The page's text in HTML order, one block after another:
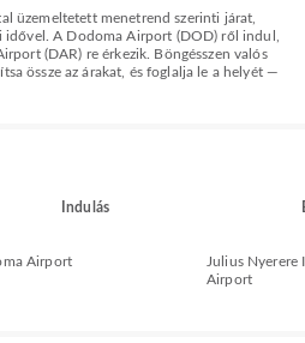
üzemeltetett menetrend szerinti járat,
idővel. A Dodoma Airport (DOD)ről indul,
(DAR) re érkezik. Böngésszen valós
össze az árakat, és foglalja le a helyét —
Indulás
Airport
Julius Nyerere
Airport